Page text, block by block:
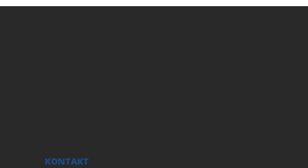
KONTAKT